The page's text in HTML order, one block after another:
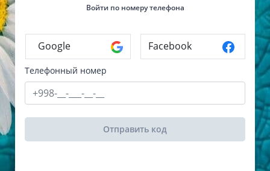
Войти по номеру телефона
Google Facebook
Телефонный номер
Отправить код